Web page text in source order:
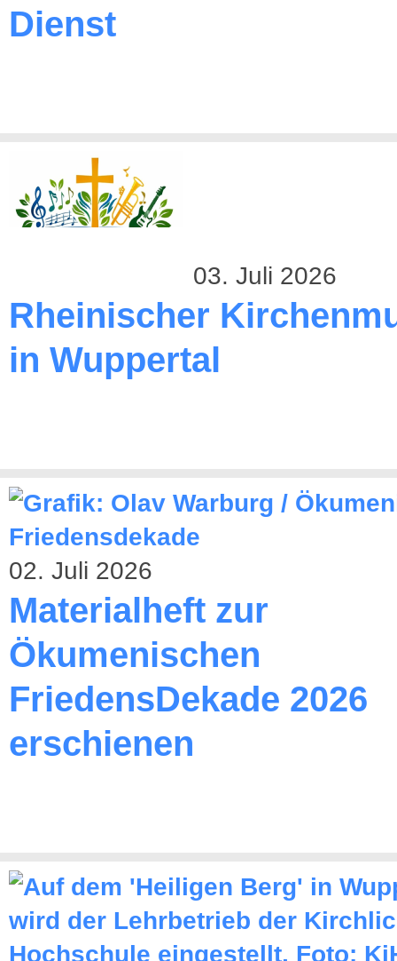
Dienst
03. Juli 2026
Rheinischer
in Wuppertal
02. Juli 2026
Materialheft zur
Ökumenischen
FriedensDekade 2026
erschienen